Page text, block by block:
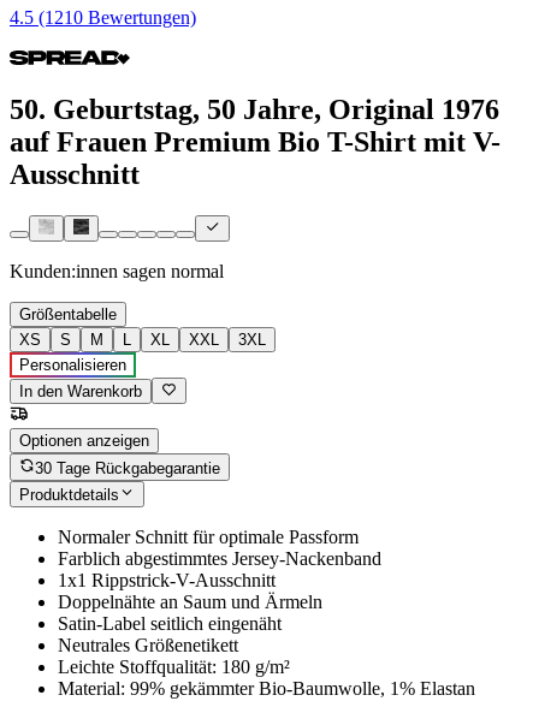
4.5 (1210 Bewertungen)
50. Geburtstag, 50 Jahre, Original 1976
auf Frauen Premium Bio T-Shirt mit V-
Ausschnitt
Kunden:innen sagen normal
Größentabelle
XS
S M L XL XXL
3XL
Personalisieren
In den Warenkorb
Optionen anzeigen
30 Tage Rückgabegarantie
Produktdetails
Normaler Schnitt für optimale Passform
Farblich abgestimmtes Jersey-Nackenband
1x1 Rippstrick-V-Ausschnitt
Doppelnähte an Saum und Ärmeln
Satin-Label seitlich eingenäht
Neutrales Größenetikett
Leichte Stoffqualität: 180 g/m²
Material: 99% gekämmter Bio-Baumwolle, 1% Elastan